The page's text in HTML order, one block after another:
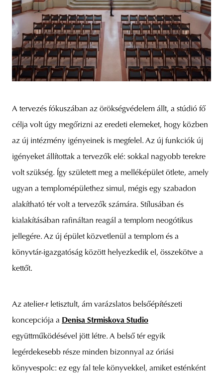
A tervezés fókuszában az örökségvédelem állt, a stúdió fő
célja volt úgy megőrizni az eredeti elemeket, hogy közben
az új intézmény igényeinek is megfelel. Az új funkciók új
igényeket állítottak a tervezők elé: sokkal nagyobb terekre
volt szükség. Így született meg a melléképület ötlete, amely
ugyan a templomépülethez simul, mégis egy szabadon
alakítható tér volt a tervezők számára. Stílusában és
kialakításában rafináltan reagál a templom neogótikus
jellegére. Az új épület közvetlenül a templom és a
könyvtár-igazgatóság között helyezkedik el, összekötve a
kettőt.
Az atelier-r letisztult, ám varázslatos belsőépítészeti
koncepciója a Denisa Strmiskova Studio
együttműködésével jött létre. A belső tér egyik
legérdekesebb része minden bizonnyal az óriási
könyvespolc: ez egy fal tele könyvekkel, amiket esténként